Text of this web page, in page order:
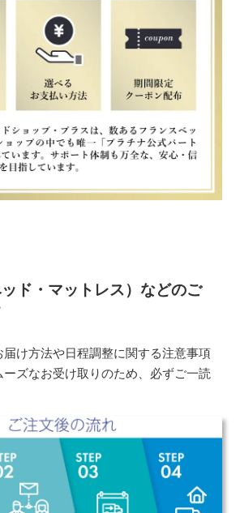
ド・マットレス）などのご
け方法や日程調整に関する注意事項
ズなお受け取りのため、必ずご一読